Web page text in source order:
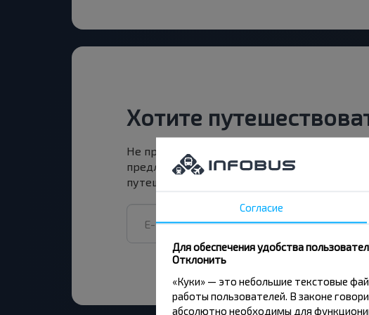
Хотите
Не пропусти специальные акции, скидки и
предложения INFOBUS. Подпишись на
путешествуй с нами дешевле!
Согласие
Для обеспечения удобства
Отклонить
«Куки» — это небольшие текстовые
работы пользователей. В законе
абсолютно необходимы для